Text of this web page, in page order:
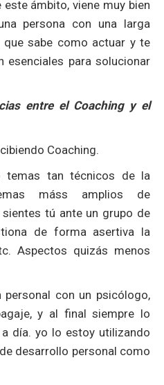
ámbito, viene muy bien
persona con una larga
sabe como actuar y te
esenciales para solucionar
entre el Coaching y el
Coaching.
temas tan técnicos de la
máss amplios de
tú ante un grupo de
de forma asertiva la
Aspectos quizás menos
con un psicólogo,
y al final siempre lo
día. yo lo estoy utilizando
desarrollo personal como